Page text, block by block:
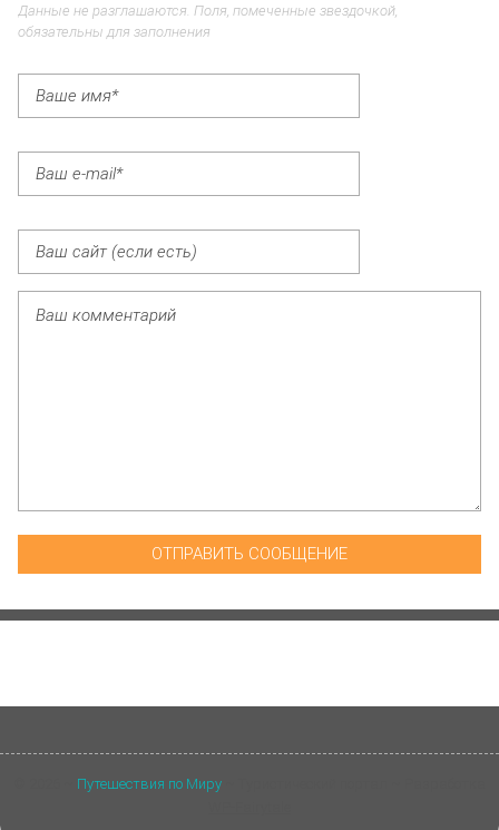
Данные не разглашаются. Поля, помеченные звездочкой,
обязательны для заполнения
Путешествия по Миру